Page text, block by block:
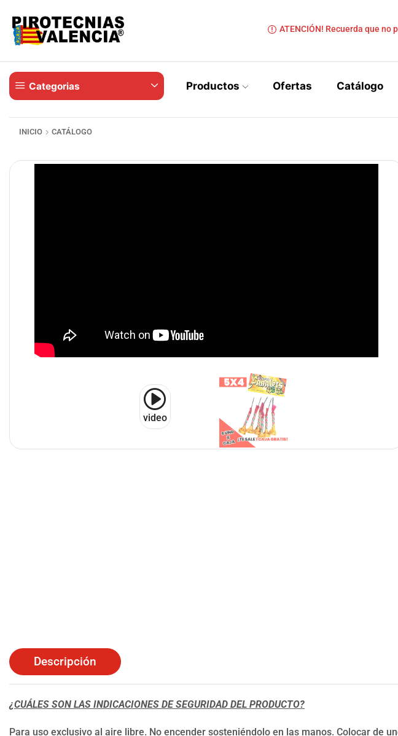
ATENCIÓN! Recuerda que no
Categorias Productos Ofertas Catálogo
INICIO CATÁLOGO
video
Descripción
¿CUÁLES SON LAS INDICACIONES DE SEGURIDAD DEL PRODUCTO?
Para uso exclusivo al aire libre. No encender sosteniéndolo en las manos. Colocar de